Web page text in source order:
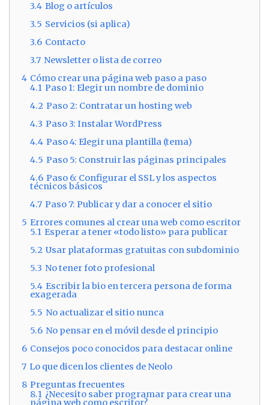
3.4 Blog o artículos
3.5 Servicios (si aplica)
3.6 Contacto
3.7 Newsletter o lista de correo
4 Cómo crear una página web paso a paso
4.1 Paso 1: Elegir un nombre de dominio
4.2 Paso 2: Contratar un hosting web
4.3 Paso 3: Instalar WordPress
4.4 Paso 4: Elegir una plantilla (tema)
4.5 Paso 5: Construir las páginas principales
4.6 Paso 6: Configurar el SSL y los aspectos
técnicos básicos
4.7 Paso 7: Publicar y dar a conocer el sitio
5 Errores comunes al crear una web como escritor
5.1 Esperar a tener «todo listo» para publicar
5.2 Usar plataformas gratuitas con subdominio
5.3 No tener foto profesional
5.4 Escribir la bio en tercera persona de forma
exagerada
5.5 No actualizar el sitio nunca
5.6 No pensar en el móvil desde el principio
6 Consejos poco conocidos para destacar online
7 Lo que dicen los clientes de Neolo
8 Preguntas frecuentes
8.1 ¿Necesito saber programar para crear una
página web como escritor?